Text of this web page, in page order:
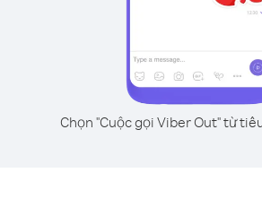
Chọn "Cuộc gọi Viber Out" từ